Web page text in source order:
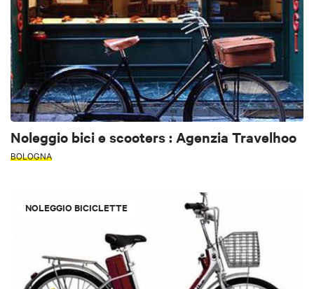
Noleggio bici e scooters : Agenzia Travelhoo
BOLOGNA
NOLEGGIO BICICLETTE